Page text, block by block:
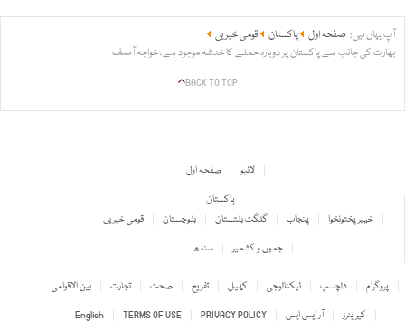
آپ یہاں ہیں: صفحہ اول پاکستان
قومی خبریں
بھارت کی جانب سے پاکستان پر دوبارہ حملے کا خدشہ موجود ہے، خواجہ آصف
BACK TO TOP
صفحہ اول
لائیو
پاکستان
قومی خبریں
بلوچستان گلگت بلتستان پنجاب
خیبر پختونخوا
سندھ
جموں و کشمیر
بین الاقوامی تجارت صحت تفریح کھیل ٹیکنالوجی دلچسپ
پروگرام
English
TERMS OF USE PRIVACY POLICY آر ایس ایس کیریئرز